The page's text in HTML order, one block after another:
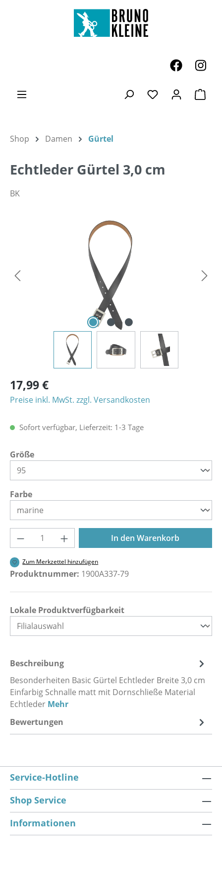
Zum Hauptinhalt springen
Du hast 0
Shop Damen Gürtel
Echtleder Gürtel 3,0 cm
BK
Bildergalerie überspringen
17,99 €
Preise inkl. MwSt. zzgl. Versandkosten
Sofort verfügbar, Lieferzeit: 1-3 Tage
Größeauswählen
Farbeauswählen
Produkt Anzahl: Gib den gewünschten
In den Warenkorb
Zum Merkzettel hinzufügen
Produktnummer: 1900A337-79
Lokale Produktverfügbarkeit
Beschreibung
Besonderheiten Basic Gürtel Echtleder Breite 3,0 cm
Einfarbig Schnalle matt mit Dornschließe Material
Echtleder Mehr
Bewertungen
Service-Hotline
Shop Service
Informationen